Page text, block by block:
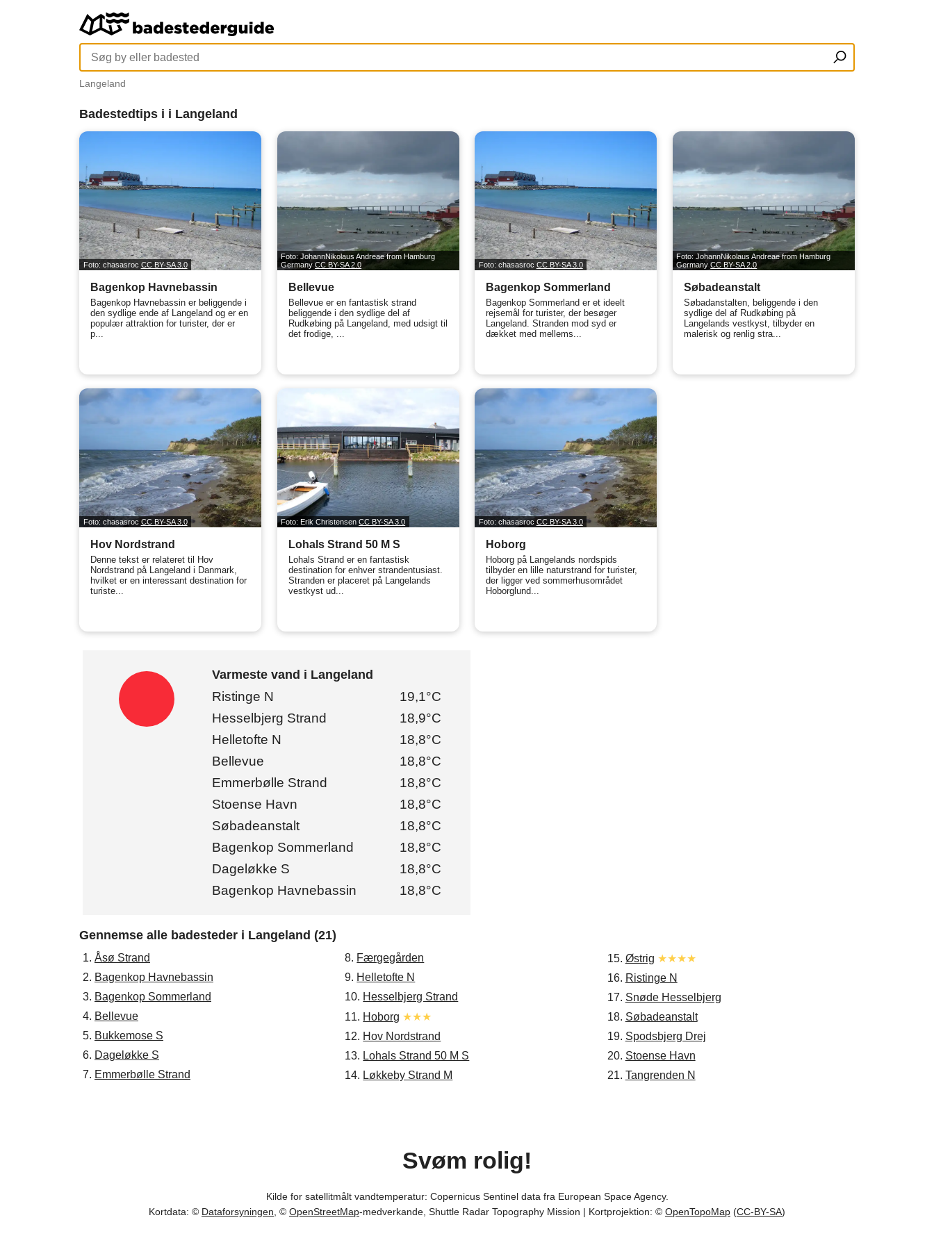
Langeland
Badestedtips i i Langeland
Foto: chasasroc CC BY-SA 3.0
Bagenkop Havnebassin
Bagenkop Havnebassin er beliggende i
den sydlige ende af Langeland og er en
populær attraktion for turister, der er
p...
Foto: JohannNikolaus Andreae from Hamburg
GermanyCC BY-SA 2.0
Bellevue
Bellevue er en fantastisk strand
beliggende i den sydlige del af
Rudkøbing på Langeland, med udsigt til
det frodige, ...
Foto: chasasroc CC BY-SA 3.0
Bagenkop Sommerland
Bagenkop Sommerland er et ideelt
rejsemål for turister, der besøger
Langeland. Stranden mod syd er
dækket med mellems...
Foto: JohannNikolaus Andreae from Hamburg
GermanyCC BY-SA 2.0
Søbadeanstalt
Søbadanstalten, beliggende i den
sydlige del af Rudkøbing på
Langelands vestkyst, tilbyder en
malerisk og renlig stra...
Foto: chasasroc CC BY-SA 3.0
Hov Nordstrand
Denne tekst er relateret til Hov
Nordstrand på Langeland i Danmark,
hvilket er en interessant destination for
turiste...
Foto: Erik ChristensenCC BY-SA 3.0
Lohals Strand 50 M S
Lohals Strand er en fantastisk
destination for enhver strandentusiast.
Stranden er placeret på Langelands
vestkyst ud...
Foto: chasasroc CC BY-SA 3.0
Hoborg
Hoborg på Langelands nordspids
tilbyder en lille naturstrand for turister,
der ligger ved sommerhusområdet
Hoborglund...
Varmeste vand i Langeland
Ristinge N
19,1°C
Hesselbjerg Strand
18,9°C
Helletofte N
18,8°C
Bellevue
18,8°C
Emmerbølle Strand
18,8°C
Stoense Havn
18,8°C
Søbadeanstalt
18,8°C
Bagenkop Sommerland
18,8°C
Dageløkke S
18,8°C
Bagenkop Havnebassin
18,8°C
Gennemse alle badesteder i Langeland (21)
1. Åsø Strand
2. Bagenkop Havnebassin
3. Bagenkop Sommerland
4. Bellevue
5. Bukkemose S
6. Dageløkke S
7. Emmerbølle Strand
8. Færgegården
9. Helletofte N
10. Hesselbjerg Strand
11. Hoborg ★★★
12. Hov Nordstrand
13. Lohals Strand 50 M S
14. Løkkeby Strand M
15. Østrig ★★★★
16. Ristinge N
17. Snøde Hesselbjerg
18. Søbadeanstalt
19. Spodsbjerg Drej
20. Stoense Havn
21. Tangrenden N
Svøm rolig!
Kilde for satellitmålt vandtemperatur: Copernicus Sentinel data fra European Space Agency.
Kortdata: © Dataforsyningen, © OpenStreetMap-medverkande, Shuttle Radar Topography Mission | Kortprojektion: © OpenTopoMap (CC-BY-SA)